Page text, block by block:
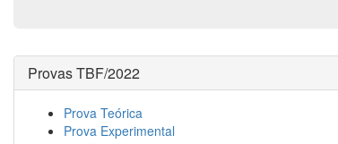
Provas TBF/2022
Prova Teórica
Prova Experimental